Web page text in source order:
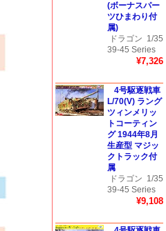
(ボーナスパー
ツひまわり付
属)
ドラゴン 1/35
39-45 Series
¥7,326
4号駆逐戦車
L/70(V) ラング
ツィンメリッ
トコーティン
グ 1944年8月
生産型 マジッ
クトラック付
属
ドラゴン 1/35
39-45 Series
¥9,108